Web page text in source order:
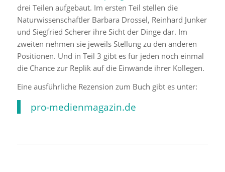
drei Teilen aufgebaut. Im ersten Teil stellen die
Naturwissenschaftler Barbara Drossel, Reinhard Junker
und Siegfried Scherer ihre Sicht der Dinge dar. Im
zweiten nehmen sie jeweils Stellung zu den anderen
Positionen. Und in Teil 3 gibt es für jeden noch einmal
die Chance zur Replik auf die Einwände ihrer Kollegen.
Eine ausführliche Rezension zum Buch gibt es unter:
pro-medienmagazin.de